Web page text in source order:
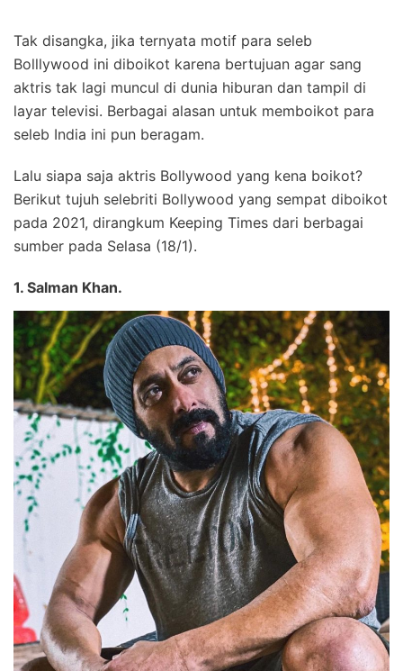
Tak disangka, jika ternyata motif para seleb
Bolllywood ini diboikot karena bertujuan agar sang
aktris tak lagi muncul di dunia hiburan dan tampil di
layar televisi. Berbagai alasan untuk memboikot para
seleb India ini pun beragam.
Lalu siapa saja aktris Bollywood yang kena boikot?
Berikut tujuh selebriti Bollywood yang sempat diboikot
pada 2021, dirangkum Keeping Times dari berbagai
sumber pada Selasa (18/1).
1. Salman Khan.